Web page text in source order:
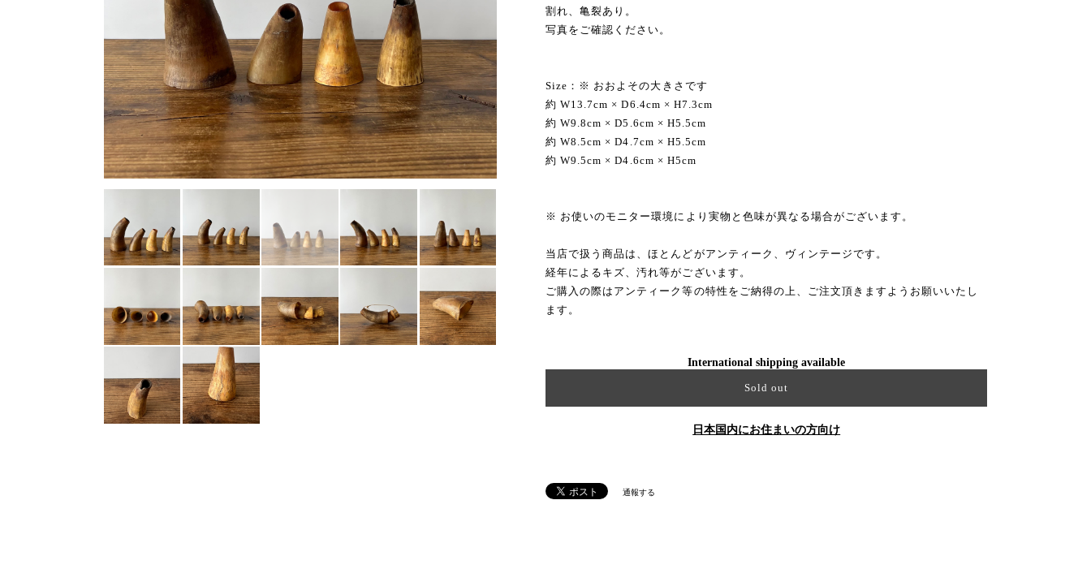
割れ、亀裂あり。
写真をご確認ください。
Size：※ おおよその大きさです
約 W13.7cm × D6.4cm × H7.3cm
約 W9.8cm × D5.6cm × H5.5cm
約 W8.5cm × D4.7cm × H5.5cm
約 W9.5cm × D4.6cm × H5cm
※ お使いのモニター環境により実物と色味が異なる場合がございます。
当店で扱う商品は、ほとんどがアンティーク、ヴィンテージです。
経年によるキズ、汚れ等がございます。
ご購入の際はアンティーク等の特性をご納得の上、ご注文頂きますようお願いいたし
ます。
International shipping available
Sold out
日本国内にお住まいの方向け
通報する